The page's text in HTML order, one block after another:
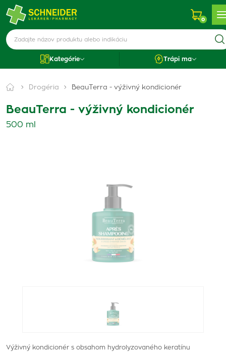
0
Kategórie Trápi ma
Drogéria BeauTerra - výživný kondicionér
BeauTerra - výživný kondicionér
500 ml
Výživný kondicionér s obsahom hydrolyzovaného keratínu